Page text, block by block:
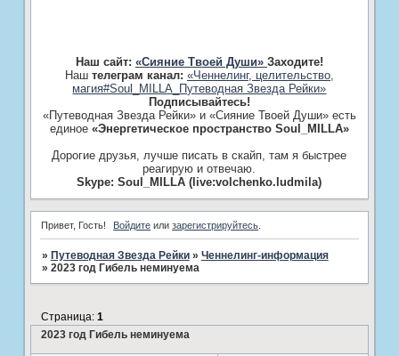
Наш сайт: «Сияние Твоей Души» Заходите!
Наш телеграм канал: «Ченнелинг, целительство,
магия#Soul_MILLA_Путеводная Звезда Рейки»
Подписывайтесь!
«Путеводная Звезда Рейки» и «Сияние Твоей Души» есть
единое «Энергетическое пространство Soul_MILLA»
Дорогие друзья, лучше писать в скайп, там я быстрее
реагирую и отвечаю.
Skype: Soul_MILLA (live:volchenko.ludmila)
Привет, Гость! Войдите илизарегистрируйтесь
» Путеводная Звезда Рейки » Ченнелинг-информация
» 2023 год Гибель неминуема
2023 год Гибель неминуема
Страница: 1